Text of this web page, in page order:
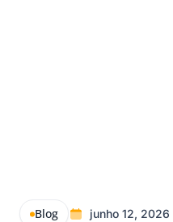
Blog junho 12, 2026